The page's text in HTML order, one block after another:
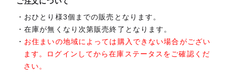
おひとり様3個までの販売となります。
在庫が無くなり次第販売終了となります。
お住まいの地域によっては購入できない場合がござい
ます。ログインしてから在庫ステータスをご確認くだ
さい。